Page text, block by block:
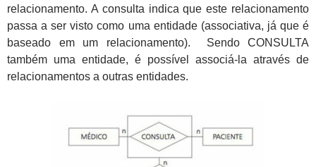
relacionamento. A consulta indica que este relacionamento
passa a ser visto como uma entidade (associativa, já que é
baseado em um relacionamento). Sendo CONSULTA
também uma entidade, é possível associá-la através de
relacionamentos a outras entidades.